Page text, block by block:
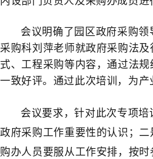
会议明确了园区政府采购
采购科刘萍老师就政府采购法
式、工程采购等内容，通过法
一致好评。通过此次培训，为
会议要求，针对此次专项
政府采购工作重要性的认识；
购办人员要服从工作安排，按